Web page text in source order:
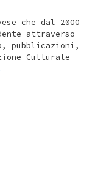
che dal 2000
attraverso
pubblicazioni,
Culturale